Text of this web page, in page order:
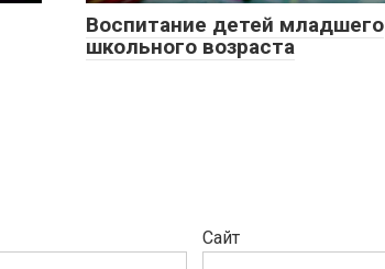
Воспитание детей младшего
школьного возраста
Сайт